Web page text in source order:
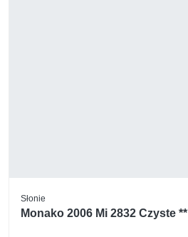
Słonie
Monako 2006 Mi 2832 Czyste **